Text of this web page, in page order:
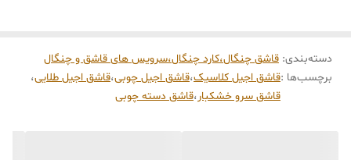
عرض پیمانه حدود۸ تا ۹ سانتی‌متر
عمق پیمانه حدود۴ سانتی‌متر
دسته‌بندی: قاشق چنگال،کارد چنگال،سرویس های قاشق و چنگال
برچسب‌ها :قاشق اجیل کلاسیک،قاشق اجیل چوبی،قاشق اجیل طلایی،
قاشق سرو خشکبار،قاشق دسته چوبی